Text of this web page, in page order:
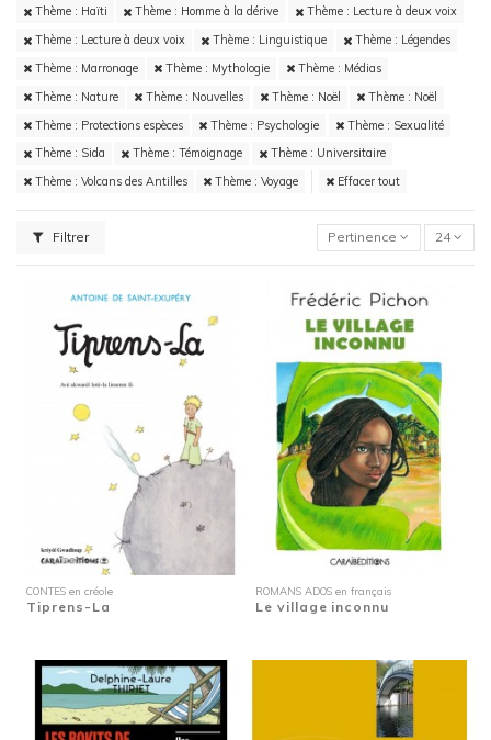
Thème : Haïti
Thème : Homme à la dérive
Thème : Lecture à deux voix
Thème : Lecture à deux voix
Thème : Linguistique
Thème : Légendes
Thème : Marronage
Thème : Mythologie
Thème : Médias
Thème : Nature
Thème : Nouvelles Thème : Noël
Thème : Noël
Thème : Protections espèces
Thème : Psychologie
Thème : Sexualité
Thème : Sida
Thème : Témoignage
Thème : Universitaire
Thème : Volcans des Antilles
Thème : Voyage Effacer tout
Filtrer Pertinence 24
CONTES en créole
Tiprens-La
ROMANS ADOS en français
Le village inconnu